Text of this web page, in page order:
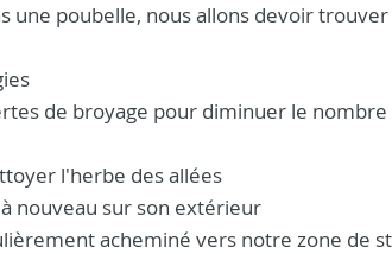
une poubelle, nous allons devoir
de broyage pour diminuer le
l'herbe des allées
nouveau sur son extérieur
acheminé vers notre zone de